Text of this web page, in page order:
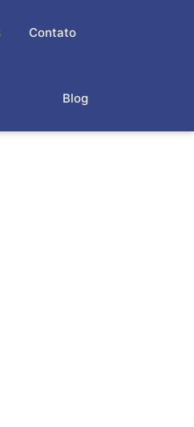
Contato
Blog